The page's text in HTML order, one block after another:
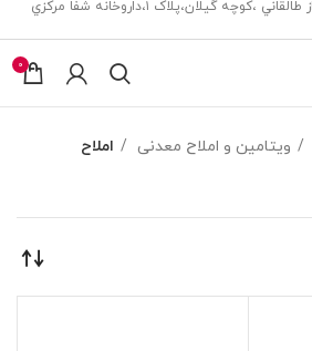
0
ویتامین و املاح معدنی
املاح